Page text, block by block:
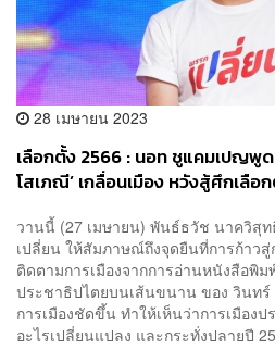
28 เมษายน 2023
เลือกตั้ง 2566 : นอท ชูแคมเปญพู
โสเภณี’ เกลื่อนเมือง หวังสู้ศึกเลือ
วานนี้ (27 เมษายน) พันธ์ธวัช นาควิสุ
เปลี่ยน ให้สัมภาษณ์ถึงจุดยืนที่การก้าวสู่
ติดตามการเมืองจากการอ่านหนังสือพิ
ประชาธิปไตยบนเส้นขนาน ของ วินทร์
การเมืองชัดขึ้น ทำให้เห็นว่าการเมือง
อะไรเปลี่ยนแปลง และกระทั่งปลายปี